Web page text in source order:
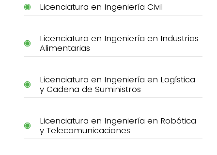
Licenciatura en Ingeniería Civil
Licenciatura en Ingeniería en Industrias
Alimentarias
Licenciatura en Ingeniería en Logística
y Cadena de Suministros
Licenciatura en Ingeniería en Robótica
y Telecomunicaciones